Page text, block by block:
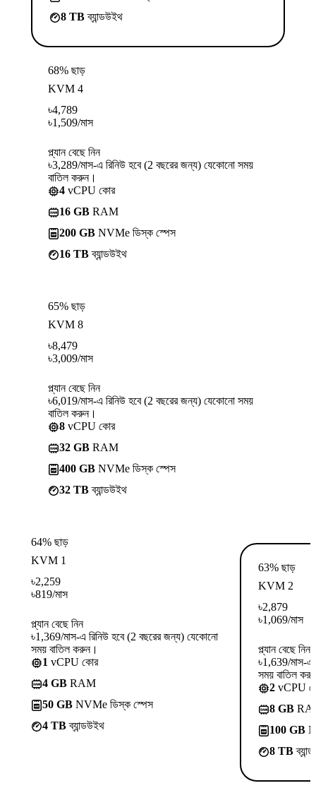
8 TBব্যান্ডউইথ
68% ছাড়
KVM 4
৳4,789
৳1,509/মাস
প্ল্যান বেছে নিন
৳3,289/মাস-এ রিনিউ হবে (2 বছরের জন্য) যেকোনো সময়
বাতিল করুন।
4 vCPU কোর
16 GB RAM
200 GB NVMe ডিস্ক স্পেস
16 TBব্যান্ডউইথ
65% ছাড়
KVM 8
৳8,479
৳3,009/মাস
প্ল্যান বেছে নিন
৳6,019/মাস-এ রিনিউ হবে (2 বছরের জন্য) যেকোনো সময়
বাতিল করুন।
8 vCPU কোর
32 GB RAM
400 GB NVMe ডিস্ক স্পেস
32 TBব্যান্ডউইথ
64% ছাড়
KVM 1
৳2,259
৳819/মাস
প্ল্যান বেছে নিন
৳1,369/মাস-এ রিনিউ হবে (2 বছরের জন্য) যেকোনো
সময় বাতিল করুন।
1 vCPU কোর
4 GB RAM
50 GB NVMe ডিস্ক স্পেস
4 TBব্যান্ডউইথ
63% ছাড়
KVM 2
৳2,879
৳1,069/মাস
প্ল্যান বেছে নিন
৳1,639/মাস-এ
সময় বাতিল
2 vCPU
8 GB
100 GB
8 TB